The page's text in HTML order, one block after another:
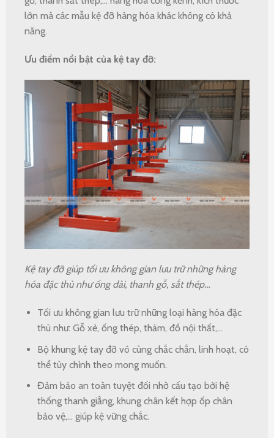
lớn mà các mẫu kệ đỡ hàng hóa khác không có khả
năng.
Ưu điểm nổi bật của kệ tay đỡ:
Kệ tay đỡ giúp tối ưu không gian lưu trữ những hàng
hóa đặc thù như ống dài, thanh gỗ, sắt thép…
Tối ưu không gian lưu trữ những loại hàng hóa đặc
thù như: Gỗ xẻ, ống thép, thảm, đồ nội thất,…
Bộ khung kệ tay đỡ vô cùng chắc chắn, linh hoạt, có
thể tùy chỉnh theo mong muốn.
Đảm bảo an toàn tuyệt đối nhờ cấu tạo bởi hệ
thống thanh giằng, khung chân kết hợp ốp chân
bảo vệ,… giúp kệ vững chắc.